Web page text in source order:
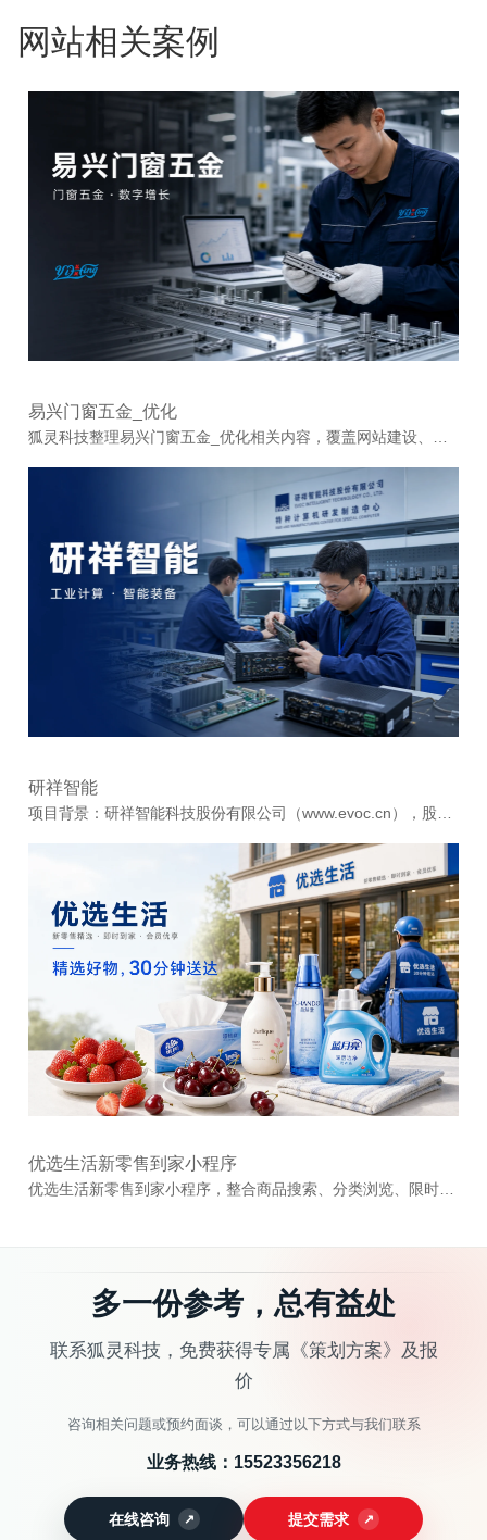
网站相关案例
易兴门窗五金_优化
研祥智能
优选生活新零售到家小程序
多一份参考，总有益处
联系狐灵科技，免费获得专属《策划方案》及报
价
咨询相关问题或预约面谈，可以通过以下方式与我们联系
业务热线： 15523356218
在线咨询 提交需求